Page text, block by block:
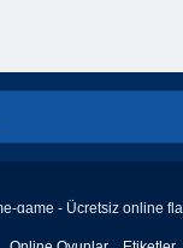
game - Ücretsiz online